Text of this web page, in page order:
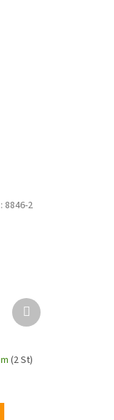
(2 St)
8846-2
Nächstes
Produkt